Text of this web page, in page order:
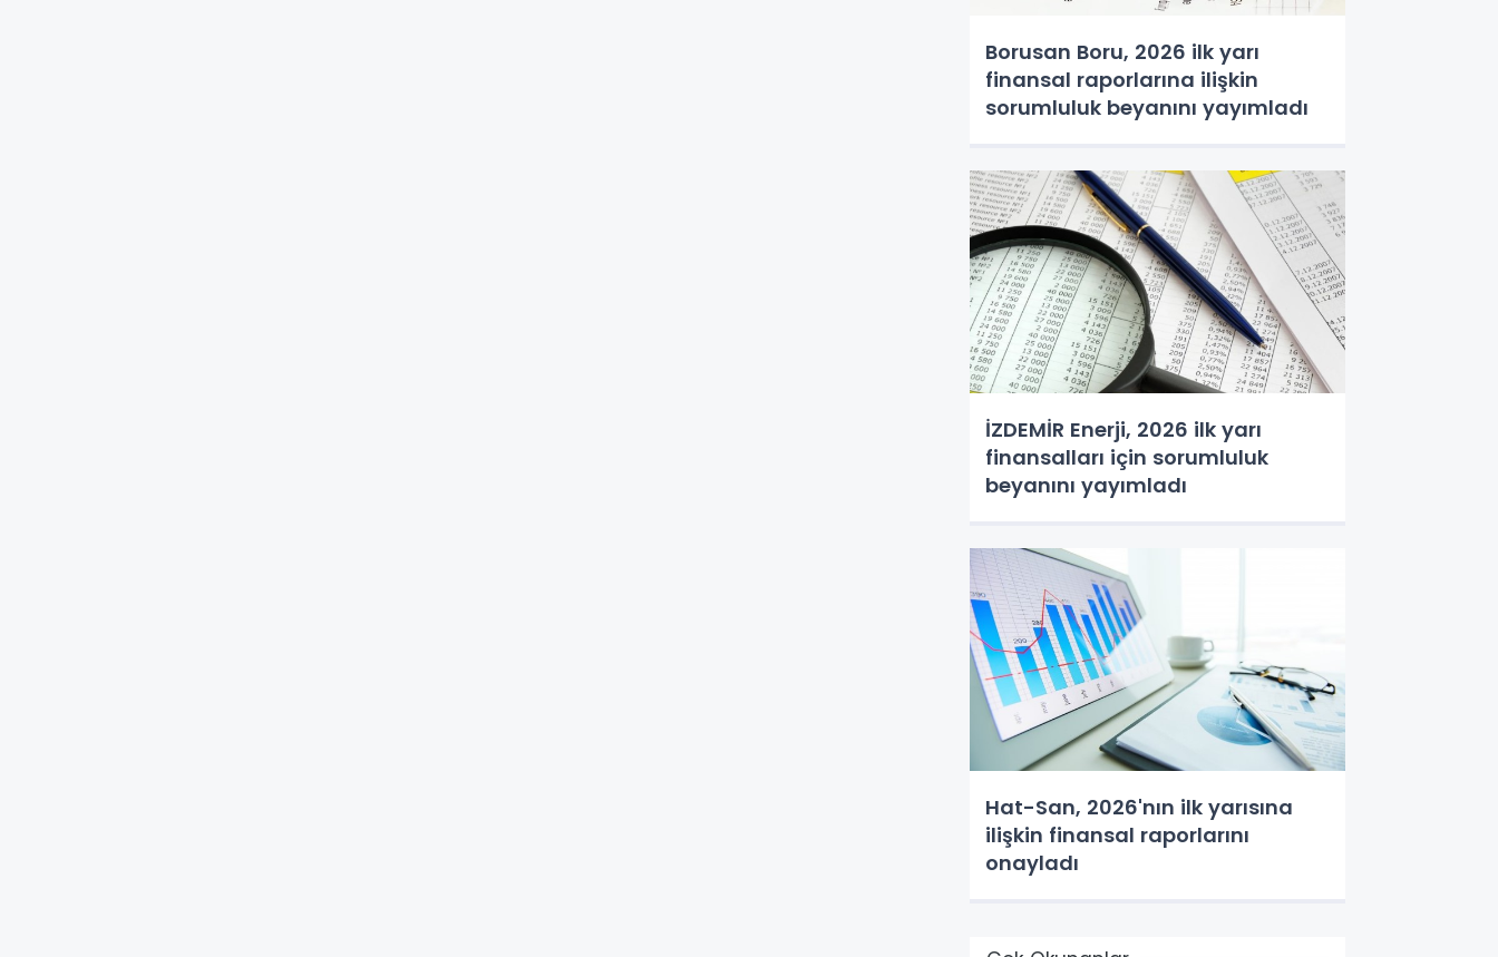
Borusan Boru, 2026 ilk yarı
finansal raporlarına ilişkin
sorumluluk beyanını yayımladı
İZDEMİR Enerji, 2026 ilk yarı
finansalları için sorumluluk
beyanını yayımladı
Hat-San, 2026'nın ilk yarısına
ilişkin finansal raporlarını
onayladı